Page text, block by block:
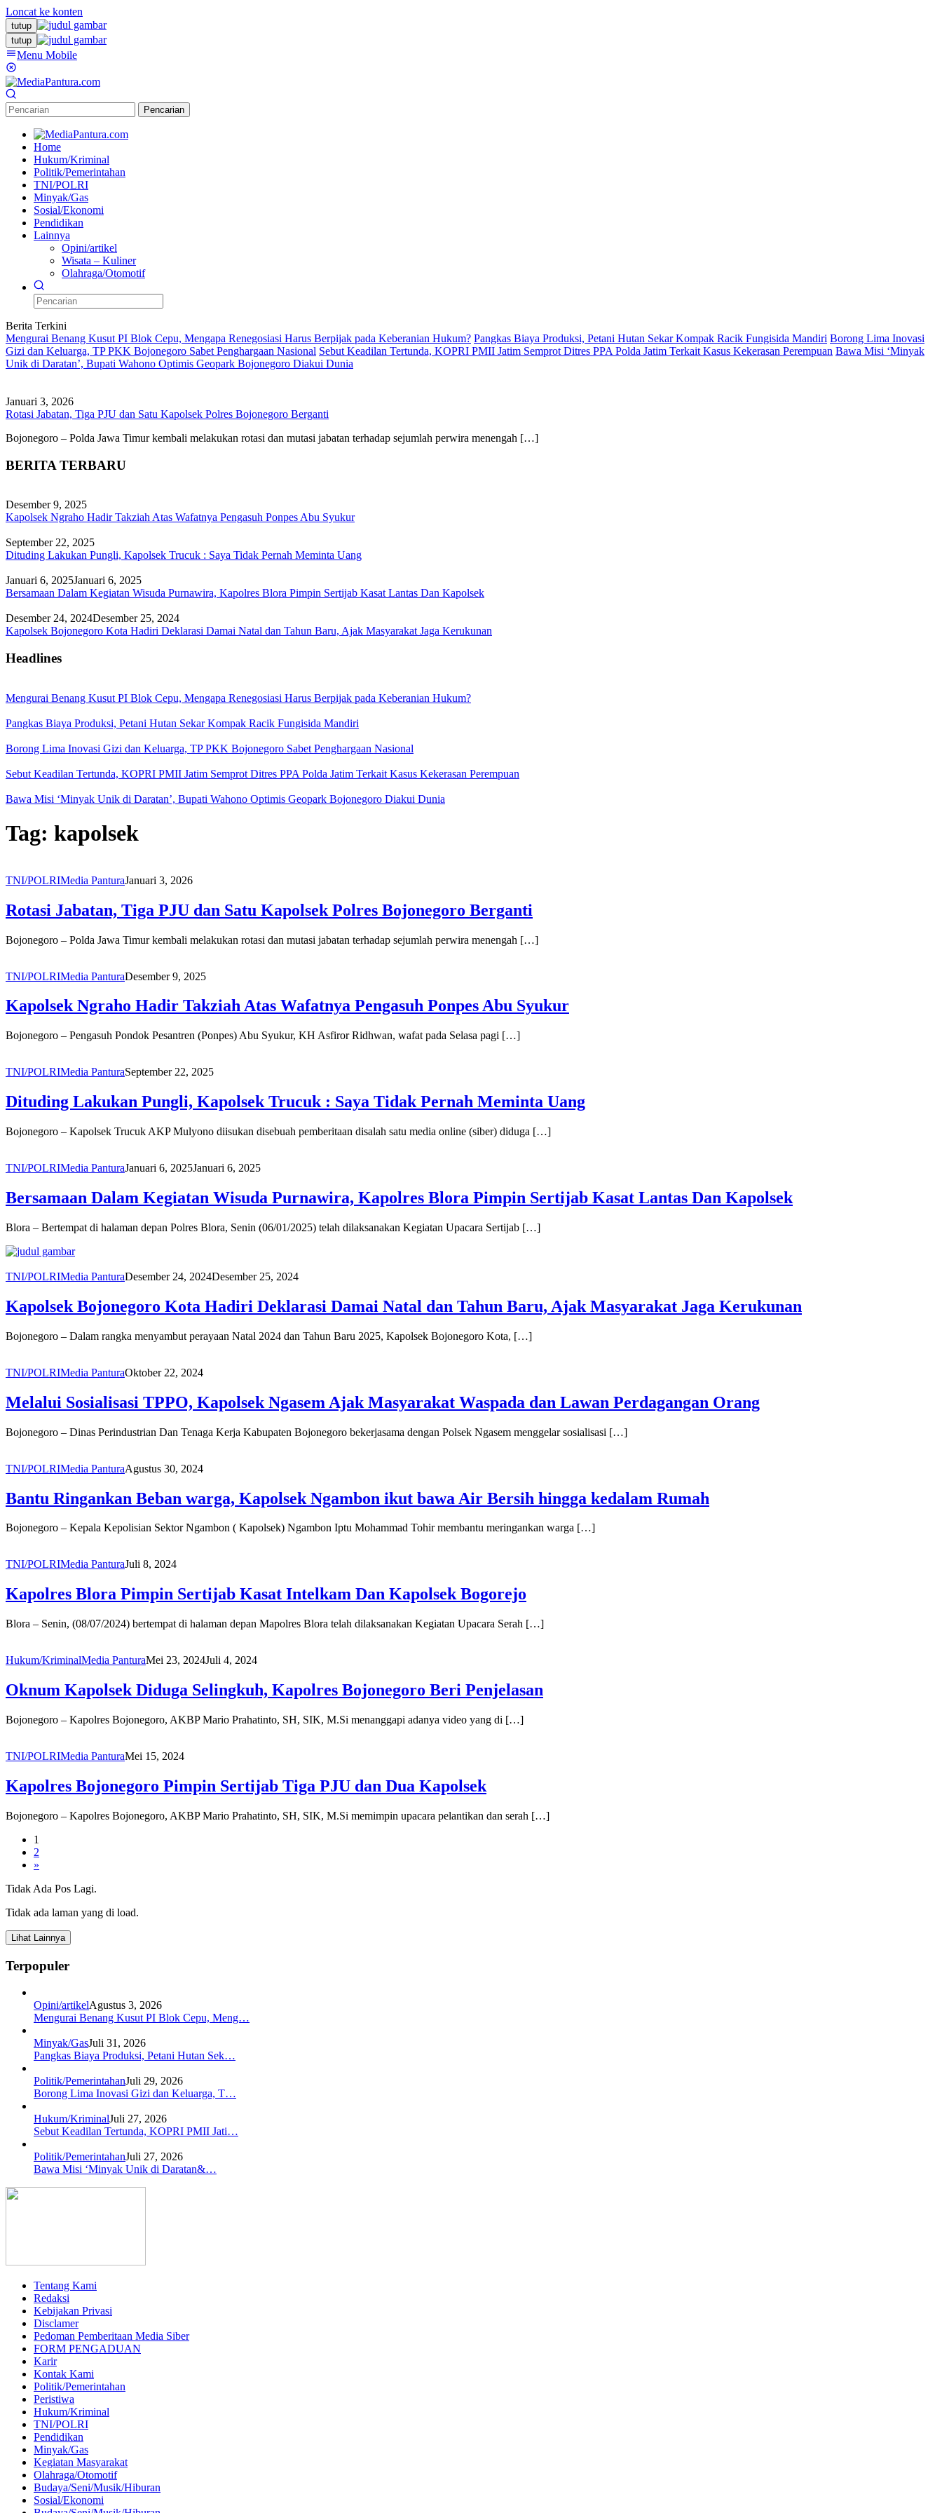
Loncat ke konten
tutup
tutup
Menu Mobile
Pencarian
Home
Hukum/Kriminal
Politik/Pemerintahan
TNI/POLRI
Minyak/Gas
Sosial/Ekonomi
Pendidikan
Lainnya
Opini/artikel
Wisata – Kuliner
Olahraga/Otomotif
Berita Terkini
Mengurai Benang Kusut PI Blok Cepu, Mengapa Renegosiasi Harus Berpijak pada Keberanian Hukum? Pangkas Biaya Produksi, Petani Hutan Sekar Kompak Racik Fungisida Mandiri Borong Lima Inovasi
Gizi dan Keluarga, TP PKK Bojonegoro Sabet Penghargaan Nasional Sebut Keadilan Tertunda, KOPRI PMII Jatim Semprot Ditres PPA Polda Jatim Terkait Kasus Kekerasan Perempuan Bawa Misi ‘Minyak
Unik di Daratan’, Bupati Wahono Optimis Geopark Bojonegoro Diakui Dunia
Januari 3, 2026
Rotasi Jabatan, Tiga PJU dan Satu Kapolsek Polres Bojonegoro Berganti
Bojonegoro – Polda Jawa Timur kembali melakukan rotasi dan mutasi jabatan terhadap sejumlah perwira menengah […]
BERITA TERBARU
Desember 9, 2025
Kapolsek Ngraho Hadir Takziah Atas Wafatnya Pengasuh Ponpes Abu Syukur
September 22, 2025
Dituding Lakukan Pungli, Kapolsek Trucuk : Saya Tidak Pernah Meminta Uang
Januari 6, 2025Januari 6, 2025
Bersamaan Dalam Kegiatan Wisuda Purnawira, Kapolres Blora Pimpin Sertijab Kasat Lantas Dan Kapolsek
Desember 24, 2024Desember 25, 2024
Kapolsek Bojonegoro Kota Hadiri Deklarasi Damai Natal dan Tahun Baru, Ajak Masyarakat Jaga Kerukunan
Headlines
Mengurai Benang Kusut PI Blok Cepu, Mengapa Renegosiasi Harus Berpijak pada Keberanian Hukum?
Pangkas Biaya Produksi, Petani Hutan Sekar Kompak Racik Fungisida Mandiri
Borong Lima Inovasi Gizi dan Keluarga, TP PKK Bojonegoro Sabet Penghargaan Nasional
Sebut Keadilan Tertunda, KOPRI PMII Jatim Semprot Ditres PPA Polda Jatim Terkait Kasus Kekerasan Perempuan
Bawa Misi ‘Minyak Unik di Daratan’, Bupati Wahono Optimis Geopark Bojonegoro Diakui Dunia
Tag: kapolsek
TNI/POLRIMedia PanturaJanuari 3, 2026
Rotasi Jabatan, Tiga PJU dan Satu Kapolsek Polres Bojonegoro Berganti
Bojonegoro – Polda Jawa Timur kembali melakukan rotasi dan mutasi jabatan terhadap sejumlah perwira menengah […]
TNI/POLRIMedia PanturaDesember 9, 2025
Kapolsek Ngraho Hadir Takziah Atas Wafatnya Pengasuh Ponpes Abu Syukur
Bojonegoro – Pengasuh Pondok Pesantren (Ponpes) Abu Syukur, KH Asfiror Ridhwan, wafat pada Selasa pagi […]
TNI/POLRIMedia PanturaSeptember 22, 2025
Dituding Lakukan Pungli, Kapolsek Trucuk : Saya Tidak Pernah Meminta Uang
Bojonegoro – Kapolsek Trucuk AKP Mulyono diisukan disebuah pemberitaan disalah satu media online (siber) diduga […]
TNI/POLRIMedia PanturaJanuari 6, 2025Januari 6, 2025
Bersamaan Dalam Kegiatan Wisuda Purnawira, Kapolres Blora Pimpin Sertijab Kasat Lantas Dan Kapolsek
Blora – Bertempat di halaman depan Polres Blora, Senin (06/01/2025) telah dilaksanakan Kegiatan Upacara Sertijab […]
TNI/POLRIMedia PanturaDesember 24, 2024Desember 25, 2024
Kapolsek Bojonegoro Kota Hadiri Deklarasi Damai Natal dan Tahun Baru, Ajak Masyarakat Jaga Kerukunan
Bojonegoro – Dalam rangka menyambut perayaan Natal 2024 dan Tahun Baru 2025, Kapolsek Bojonegoro Kota, […]
TNI/POLRIMedia PanturaOktober 22, 2024
Melalui Sosialisasi TPPO, Kapolsek Ngasem Ajak Masyarakat Waspada dan Lawan Perdagangan Orang
Bojonegoro – Dinas Perindustrian Dan Tenaga Kerja Kabupaten Bojonegoro bekerjasama dengan Polsek Ngasem menggelar sosialisasi […]
TNI/POLRIMedia PanturaAgustus 30, 2024
Bantu Ringankan Beban warga, Kapolsek Ngambon ikut bawa Air Bersih hingga kedalam Rumah
Bojonegoro – Kepala Kepolisian Sektor Ngambon ( Kapolsek) Ngambon Iptu Mohammad Tohir membantu meringankan warga […]
TNI/POLRIMedia PanturaJuli 8, 2024
Kapolres Blora Pimpin Sertijab Kasat Intelkam Dan Kapolsek Bogorejo
Blora – Senin, (08/07/2024) bertempat di halaman depan Mapolres Blora telah dilaksanakan Kegiatan Upacara Serah […]
Hukum/KriminalMedia PanturaMei 23, 2024Juli 4, 2024
Oknum Kapolsek Diduga Selingkuh, Kapolres Bojonegoro Beri Penjelasan
Bojonegoro – Kapolres Bojonegoro, AKBP Mario Prahatinto, SH, SIK, M.Si menanggapi adanya video yang di […]
TNI/POLRIMedia PanturaMei 15, 2024
Kapolres Bojonegoro Pimpin Sertijab Tiga PJU dan Dua Kapolsek
Bojonegoro – Kapolres Bojonegoro, AKBP Mario Prahatinto, SH, SIK, M.Si memimpin upacara pelantikan dan serah […]
1
2
»
Tidak Ada Pos Lagi.
Tidak ada laman yang di load.
Lihat Lainnya
Terpopuler
Opini/artikelAgustus 3, 2026
Mengurai Benang Kusut PI Blok Cepu, Meng…
Minyak/GasJuli 31, 2026
Pangkas Biaya Produksi, Petani Hutan Sek…
Politik/PemerintahanJuli 29, 2026
Borong Lima Inovasi Gizi dan Keluarga, T…
Hukum/KriminalJuli 27, 2026
Sebut Keadilan Tertunda, KOPRI PMII Jati…
Politik/PemerintahanJuli 27, 2026
Bawa Misi ‘Minyak Unik di Daratan&…
Tentang Kami
Redaksi
Kebijakan Privasi
Disclamer
Pedoman Pemberitaan Media Siber
FORM PENGADUAN
Karir
Kontak Kami
Politik/Pemerintahan
Peristiwa
Hukum/Kriminal
TNI/POLRI
Pendidikan
Minyak/Gas
Kegiatan Masyarakat
Olahraga/Otomotif
Budaya/Seni/Musik/Hiburan
Sosial/Ekonomi